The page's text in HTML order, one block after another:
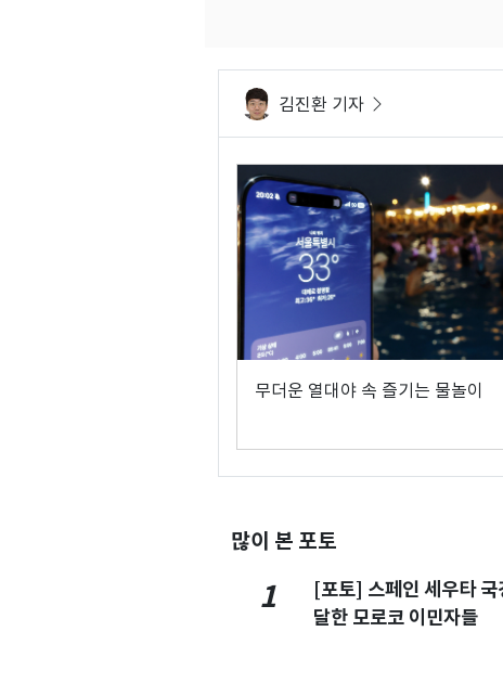
김진환 기자
무더운 열대야 속 즐기는 물놀이
많이 본 포토
1
[포토] 스페인 세우타 국
달한 모로코 이민자들